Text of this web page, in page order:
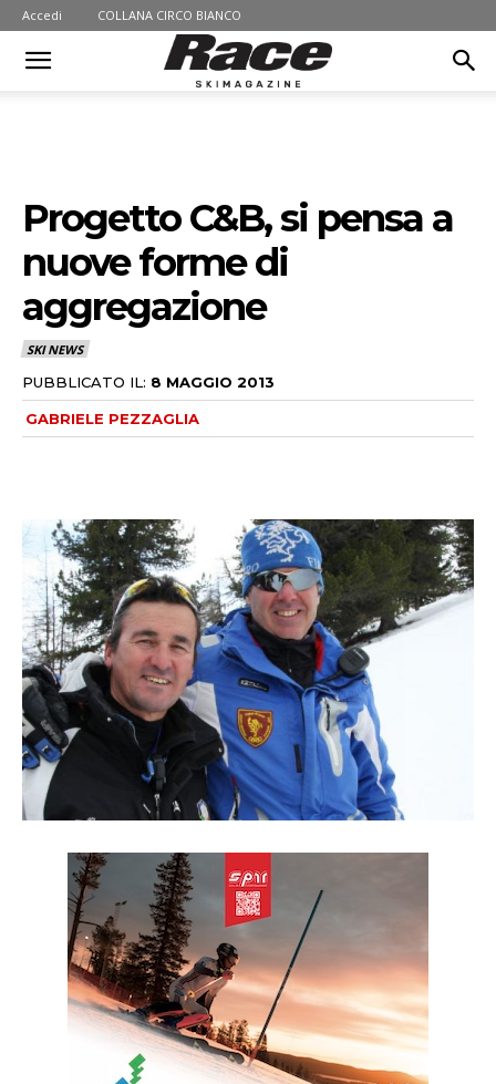
Accedi COLLANA CIRCO BIANCO
Progetto C&B, si pensa a
nuove forme di
aggregazione
SKI NEWS
PUBBLICATO IL: 8 MAGGIO 2013
GABRIELE PEZZAGLIA